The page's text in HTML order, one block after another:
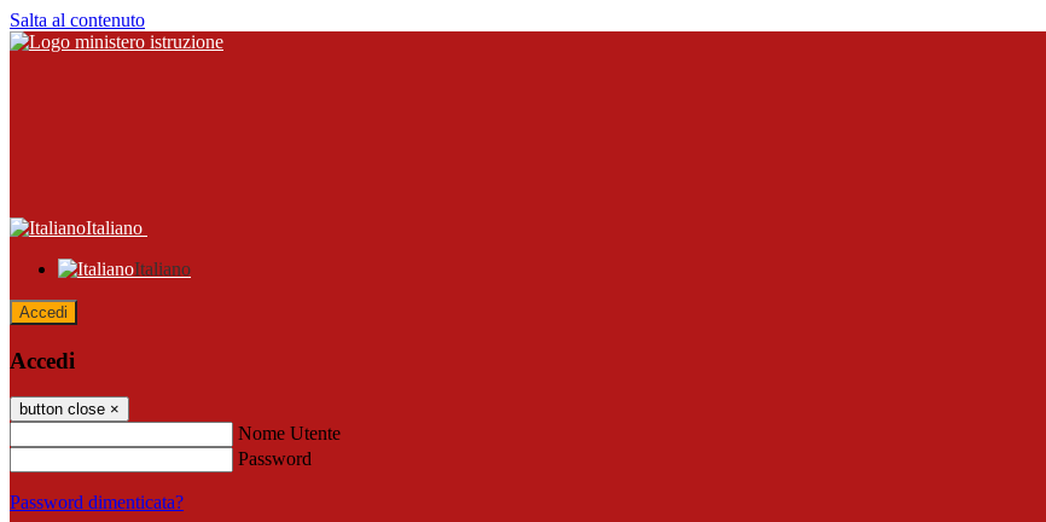
Salta al contenuto
Italiano
Italiano
Accedi
Accedi
button close ×
Nome Utente
Password
Password dimenticata?